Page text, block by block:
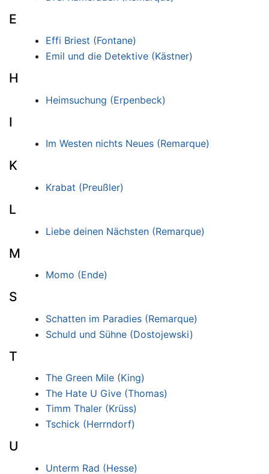
E
Effi Briest (Fontane)
Emil und die Detektive (Kästner)
H
Heimsuchung (Erpenbeck)
I
Im Westen nichts Neues (Remarque)
K
Krabat (Preußler)
L
Liebe deinen Nächsten (Remarque)
M
Momo (Ende)
S
Schatten im Paradies (Remarque)
Schuld und Sühne (Dostojewski)
T
The Green Mile (King)
The Hate U Give (Thomas)
Timm Thaler (Krüss)
Tschick (Herrndorf)
U
Unterm Rad (Hesse)